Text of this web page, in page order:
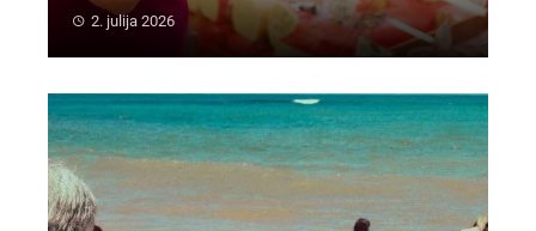
2. julija 2026